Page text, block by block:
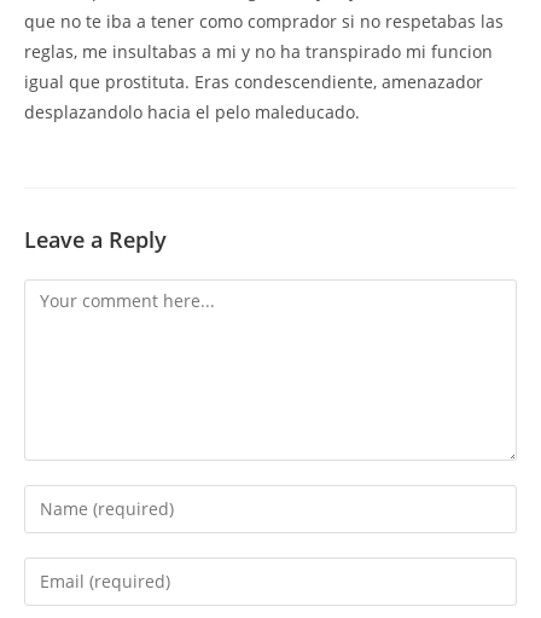
que no te iba a tener como comprador si no respetabas las
reglas, me insultabas a mi y no ha transpirado mi funcion
igual que prostituta. Eras condescendiente, amenazador
desplazandolo hacia el pelo maleducado.
Leave a Reply
Comment
Enter
your
name
Enter
your